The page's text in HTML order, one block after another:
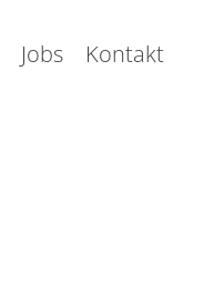
Jobs Kontakt